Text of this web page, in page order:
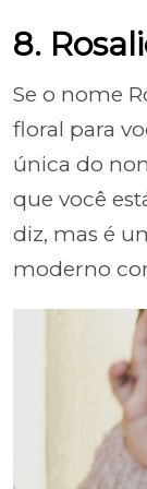
8.
Se o nome
floral para
única do
que você
diz, mas é
moderno